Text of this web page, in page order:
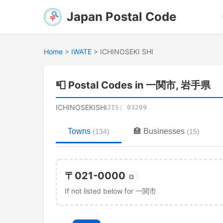
Japan Postal Code
Home > IWATE > ICHINOSEKI SHI
📮 Postal Codes in 一関市, 岩手県
ICHINOSEKISHIJIS: 03209
Towns (134) 🏣 Businesses (15)
〒 021-0000 ⧉
If not listed below for 一関市